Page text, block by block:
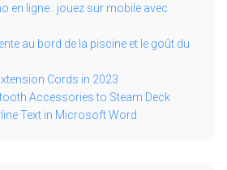
en ligne : jouez sur mobile avec
au bord de la piscine et le goût du
Cords in 2023
Accessories to Steam Deck
Text in Microsoft Word